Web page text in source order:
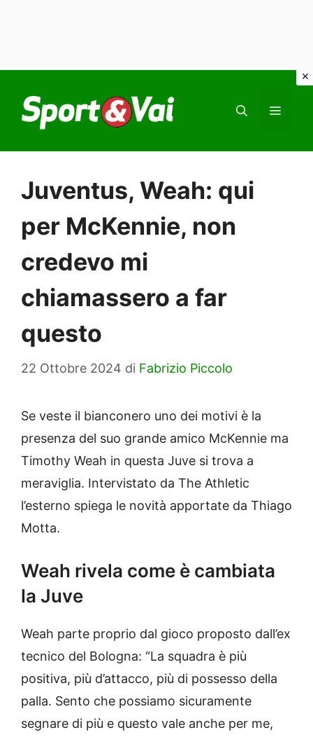
contenuto
Juventus, Weah: qui
per McKennie, non
credevo mi
chiamassero a far
questo
22 Ottobre 2024 di Fabrizio Piccolo
Se veste il bianconero uno dei motivi è la
presenza del suo grande amico McKennie ma
Timothy Weah in questa Juve si trova a
meraviglia. Intervistato da The Athletic
l’esterno spiega le novità apportate da Thiago
Motta.
Weah rivela come è cambiata
la Juve
Weah parte proprio dal gioco proposto dall’ex
tecnico del Bologna: “La squadra è più
positiva, più d’attacco, più di possesso della
palla. Sento che possiamo sicuramente
segnare di più e questo vale anche per me,